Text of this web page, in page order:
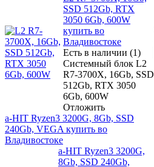
SSD 512Gb, RTX
3050 6Gb, 600W
купить во
Владивостоке
Есть в наличии (1)
Системный блок L2
R7-3700X, 16Gb, SSD
512Gb, RTX 3050
6Gb, 600W
Отложить
a-HIT Ryzen3 3200G, 8Gb, SSD
240Gb, VEGA купить во
Владивостоке
a-HIT Ryzen3 3200G,
8Gb, SSD 240Gb,